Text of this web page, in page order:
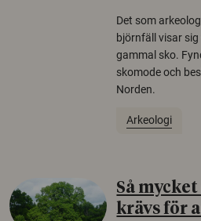
Det som
björnfäll visar
gammal sko.
skomode och
Norden.
Arkeologi
Så
krävs för